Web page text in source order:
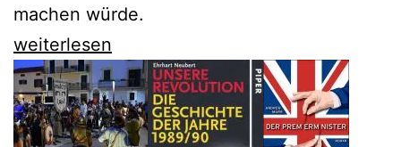
machen würde.
Veit
Heinichen
bleibt
Proteo
weiterlesen